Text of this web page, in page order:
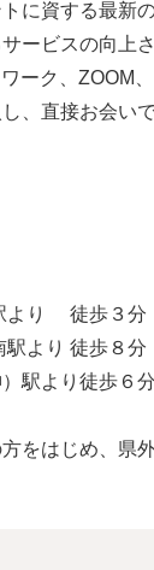
に資する最新
ービスの向上
ーク、ZOOM
、直接お会い
より 徒歩３分
駅より 徒歩８分
駅より徒歩６分
をはじめ、県